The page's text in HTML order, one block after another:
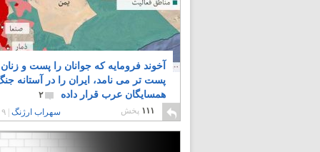
آخوند فرومایه که جوانان را پست و زنان
پست تر می نامد، ایران را در آستانه
همسایگان عرب قرار داده
۲
۱۱۱ پخش سهراب ارژنگ |۹ سال پیش